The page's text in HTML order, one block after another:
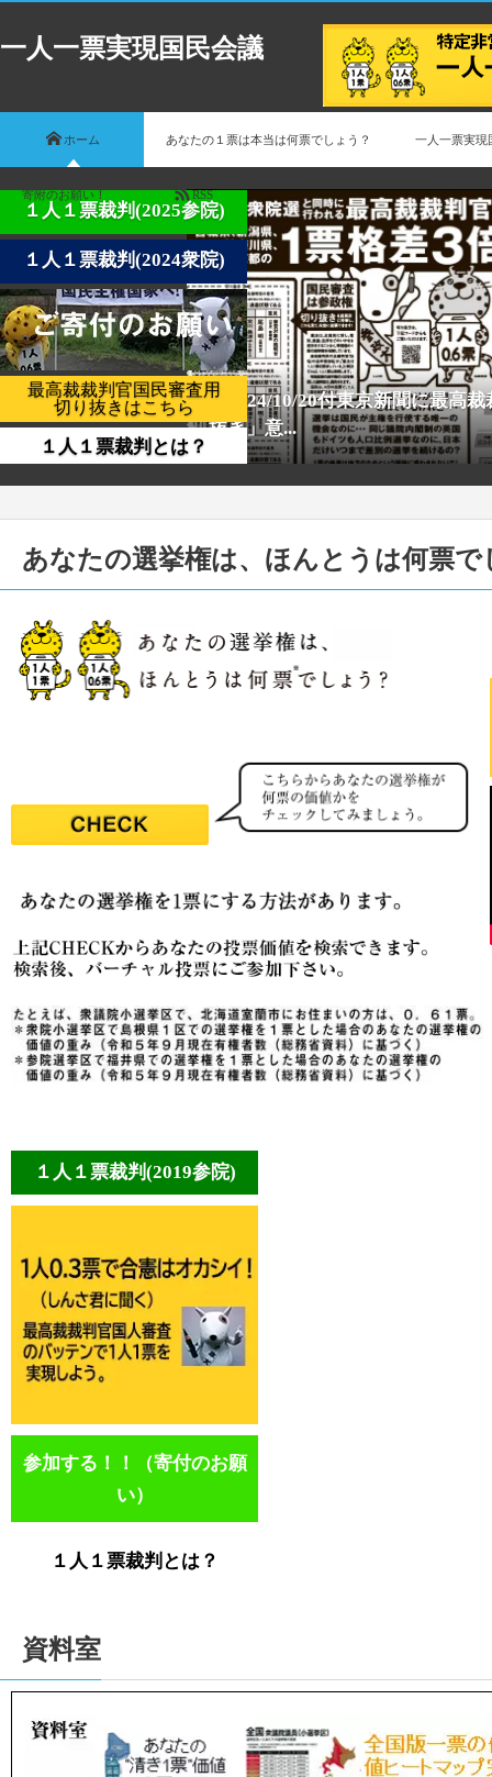
一人一票実現国民会議
ホーム あなたの１票は本当は何票でしょう？ 一人一票実現
寄附のお願い！ RSS
【2024/10/20付東京新聞に最高
抜き」意...
１人１票裁判(2025参院)
１人１票裁判(2024衆院)
最高裁裁判官国民審査用
切り抜きはこちら
１人１票裁判とは？
あなたの選挙権は、ほんとうは何票で
１人１票裁判(2019参院)
参加する！！（寄付のお願
い）
１人１票裁判とは？
資料室